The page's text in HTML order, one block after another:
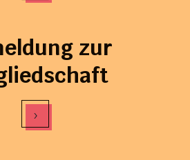
zur
›